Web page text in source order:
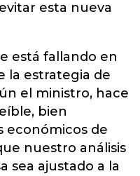
esta nueva
está fallando en
la estrategia de
el ministro, hace
bien
económicos de
nuestro análisis
sea ajustado a la